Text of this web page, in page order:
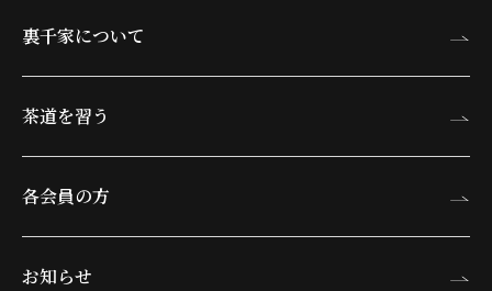
裏千家について
茶道を習う
各会員の方
お知らせ